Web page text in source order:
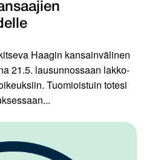
Haagin kansainvälinen
21.5. lausunnossaan lakko-
Tuomioistuin totesi